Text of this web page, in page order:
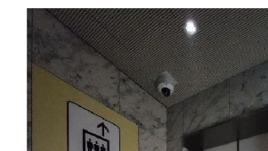
마이페이지
즐겨찾기